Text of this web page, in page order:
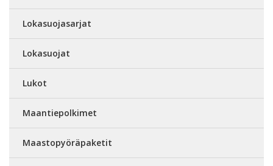
Lokasuojasarjat
Lokasuojat
Lukot
Maantiepolkimet
Maastopyöräpaketit